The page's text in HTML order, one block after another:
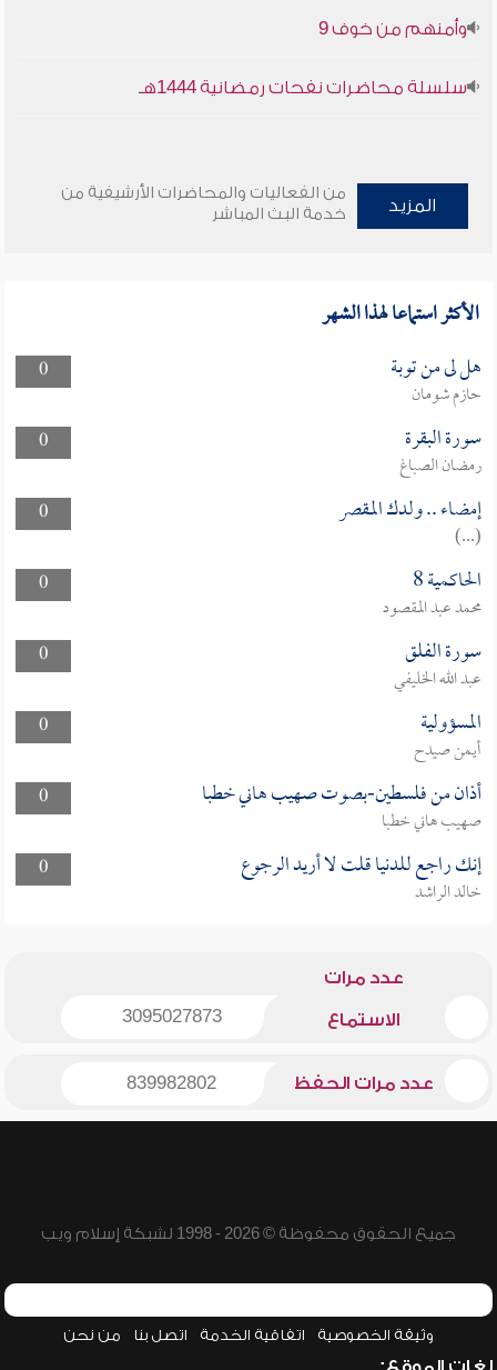
وأمنهم من خوف 9
سلسلة محاضرات نفحات رمضانية 1444هـ
المزيد
من الفعاليات والمحاضرات الأرشيفية من
خدمة البث المباشر
الأكثر استماعا لهذا الشهر
0 هل لى من توبة
حازم شومان
0
سورة البقرة
رمضان الصباغ
0
إمضاء .. ولدك المقصر
(...)
0
الحاكمية 8
محمد عبد المقصود
0
سورة الفلق
عبد الله الخليفي
0
المسؤولية
أيمن صيدح
0
أذان من فلسطين-بصوت صهيب هاني خطبا
صهيب هاني خطبا
0
إنك راجع للدنيا قلت لا أريد الرجوع
خالد الراشد
عدد مرات
الاستماع 3095027873
عدد مرات الحفظ 839982802
جميع الحقوق محفوظة © 2026 - 1998 لشبكة إسلام ويب
وثيقة الخصوصية اتفاقية الخدمة اتصل بنا من نحن